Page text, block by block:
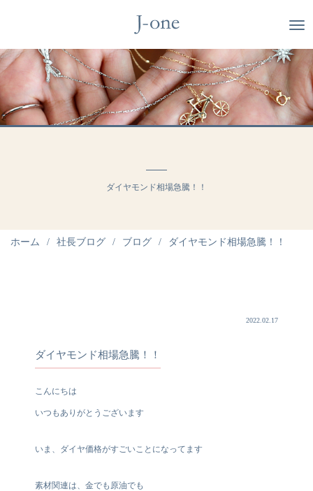
ダイヤモンド相場急騰！！
ホーム 社長ブログ ブログ ダイヤモンド相場急騰！！
2022.02.17
ダイヤモンド相場急騰！！
こんにちは
いつもありがとうございます
いま、ダイヤ価格がすごいことになってます
素材関連は、金でも原油でも